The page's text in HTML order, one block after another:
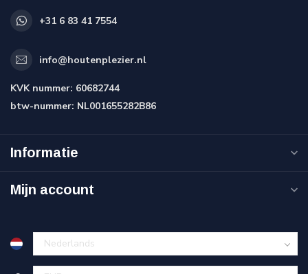
+31 6 83 41 7554
info@houtenplezier.nl
KVK nummer: 60682744
btw-nummer: NL001655282B86
Informatie
Mijn account